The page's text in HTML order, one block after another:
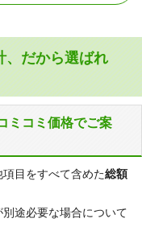
行徳、南八幡、宮久保、
駅、二俣新町駅
、市川真間駅、菅野駅、京成
、だから選ばれ
ミコミ価格でご案
目をすべて含めた総額
途必要な場合について